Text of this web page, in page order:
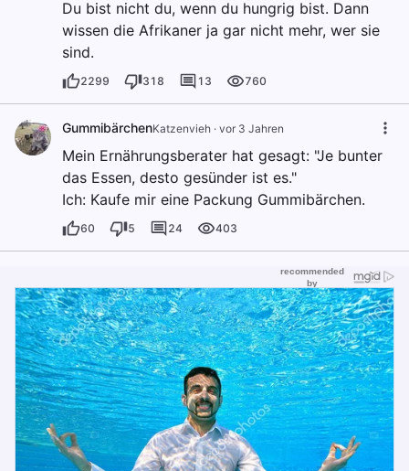
Du bist nicht du, wenn du hungrig bist. Dann
wissen die Afrikaner ja gar nicht mehr, wer sie
sind.
2299 318 13 760
GummibärchenKatzenvieh · vor 3 Jahren
Mein Ernährungsberater hat gesagt: "Je bunter
das Essen, desto gesünder ist es."
Ich: Kaufe mir eine Packung Gummibärchen.
60 5 24 403